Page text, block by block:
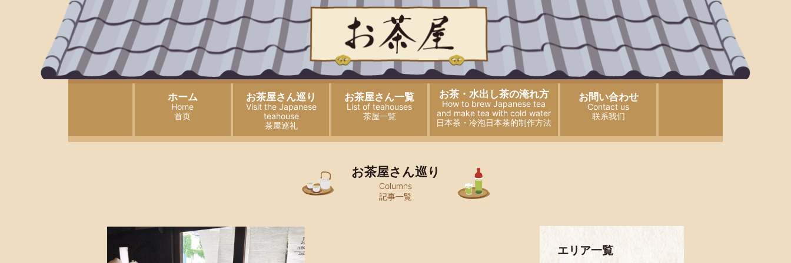
ホーム
Home
首页
お茶屋さん巡り
Visit the Japanese
teahouse
茶屋巡礼
お茶屋さん一覧
List of teahouses
茶屋一覧
お茶・水出し茶の淹れ方
How to brew Japanese tea
and make tea with cold water
日本茶・冷泡日本茶的制作方法
お問い合わせ
Contact us
联系我们
お茶屋さん巡り
Columns
記事一覧
エリア一覧